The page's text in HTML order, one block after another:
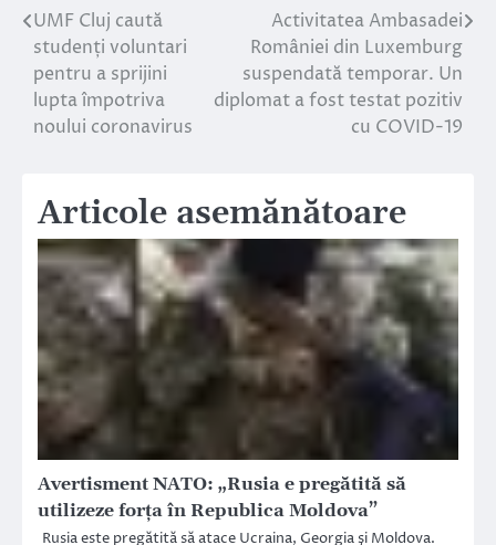
Navigare
în
articole
UMF Cluj caută
studenți voluntari
pentru a sprijini
lupta împotriva
noului coronavirus
Activitatea Ambasadei
României din Luxemburg
suspendată temporar. Un
diplomat a fost testat pozitiv
cu COVID-19
Articole asemănătoare
Avertisment NATO: „Rusia e pregătită să
utilizeze forţa în Republica Moldova”
Rusia este pregătită să atace Ucraina, Georgia şi Moldova.